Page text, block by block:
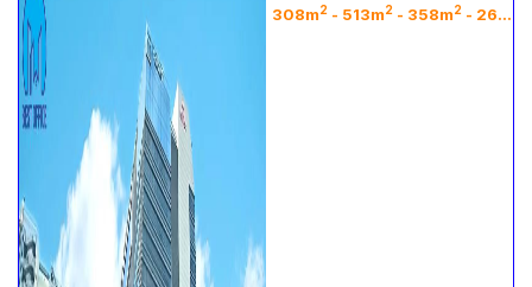
308m2 - 513m2 - 358m2 - 263m